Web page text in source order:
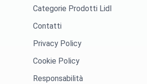
Categorie Prodotti Lidl
Contatti
Privacy Policy
Cookie Policy
Responsabilità